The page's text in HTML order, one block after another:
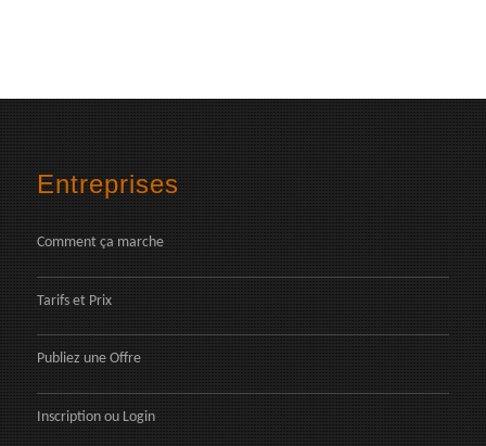
Entreprises
Comment ça marche
Tarifs et Prix
Publiez une Offre
Inscription ou Login